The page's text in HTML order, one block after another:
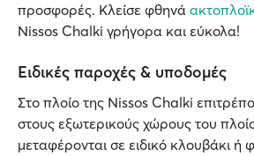
προσφορές. Κλείσε φθηνά
Nissos Chalki γρήγορα και εύκολα!
Ειδικές παροχές & υποδομές
Στο πλοίο της Nissos Chalki
στους εξωτερικούς χώρους του
μεταφέρονται σε ειδικό κλουβάκι ή